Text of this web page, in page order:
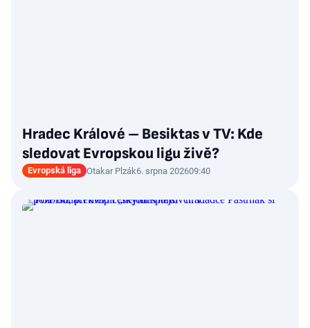
Hradec Králové – Besiktas v TV: Kde
sledovat Evropskou ligu živě?
Evropská liga Otakar Plzák6. srpna 202609:40